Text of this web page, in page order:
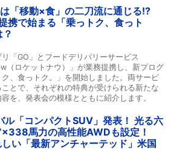
「移動×食」の二刀流に通じる!?
携で始まる「乗っトク、食っト
「GO」とフードデリバリーサービス
（ロケットナウ）」が業務提携し、新プログ
、食っトク。」を開始しました。両サービ
とで、それぞれの特典が受けられる新たな
を、発表会の模様とともに紹介します。
「コンパクトSUV」発表！ 光る六
馬力の高性能AWDも設定！
い「最新アンチャーテッド」米国